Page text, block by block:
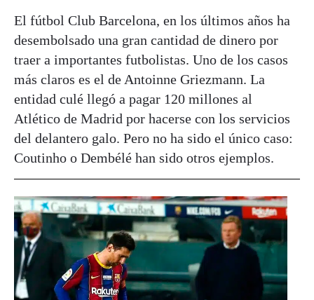
El fútbol Club Barcelona, en los últimos años ha
desembolsado una gran cantidad de dinero por
traer a importantes futbolistas. Uno de los casos
más claros es el de Antoinne Griezmann. La
entidad culé llegó a pagar 120 millones al
Atlético de Madrid por hacerse con los servicios
del delantero galo. Pero no ha sido el único caso:
Coutinho o Dembélé han sido otros ejemplos.